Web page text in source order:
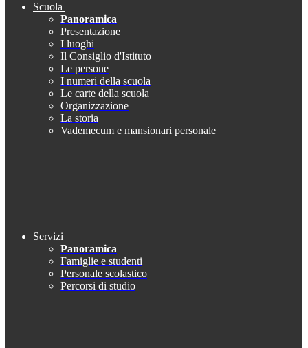
Scuola
Panoramica
Presentazione
I luoghi
Il Consiglio d'Istituto
Le persone
I numeri della scuola
Le carte della scuola
Organizzazione
La storia
Vademecum e mansionari personale
Servizi
Panoramica
Famiglie e studenti
Personale scolastico
Percorsi di studio